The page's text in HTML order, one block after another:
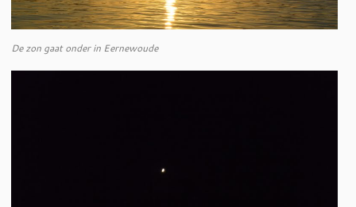
De zon gaat onder in Eernewoude